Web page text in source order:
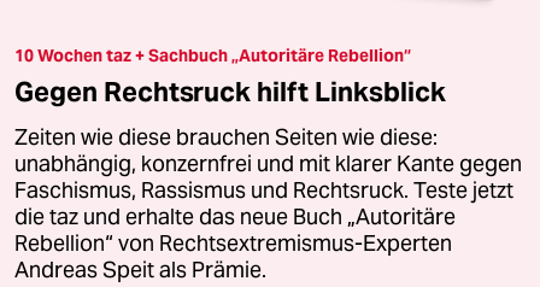
10 Wochen taz + Sachbuch „Autoritäre Rebellion“
Gegen Rechtsruck hilft Linksblick
Zeiten wie diese brauchen Seiten wie diese:
unabhängig, konzernfrei und mit klarer Kante gegen
Faschismus, Rassismus und Rechtsruck. Teste jetzt
die taz und erhalte das neue Buch „Autoritäre
Rebellion“ von Rechtsextremismus-Experten
Andreas Speit als Prämie.